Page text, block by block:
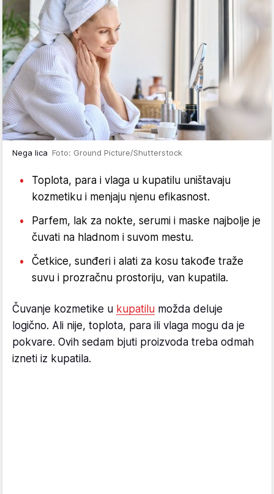
Nega lica Foto: Ground Picture/Shutterstock
Toplota, para i vlaga u kupatilu uništavaju
kozmetiku i menjaju njenu efikasnost.
Parfem, lak za nokte, serumi i maske najbolje je
čuvati na hladnom i suvom mestu.
Četkice, sunđeri i alati za kosu takođe traže
suvu i prozračnu prostoriju, van kupatila.
Čuvanje kozmetike u kupatilu možda deluje
logično. Ali nije, toplota, para ili vlaga mogu da je
pokvare. Ovih sedam bjuti proizvoda treba odmah
izneti iz kupatila.